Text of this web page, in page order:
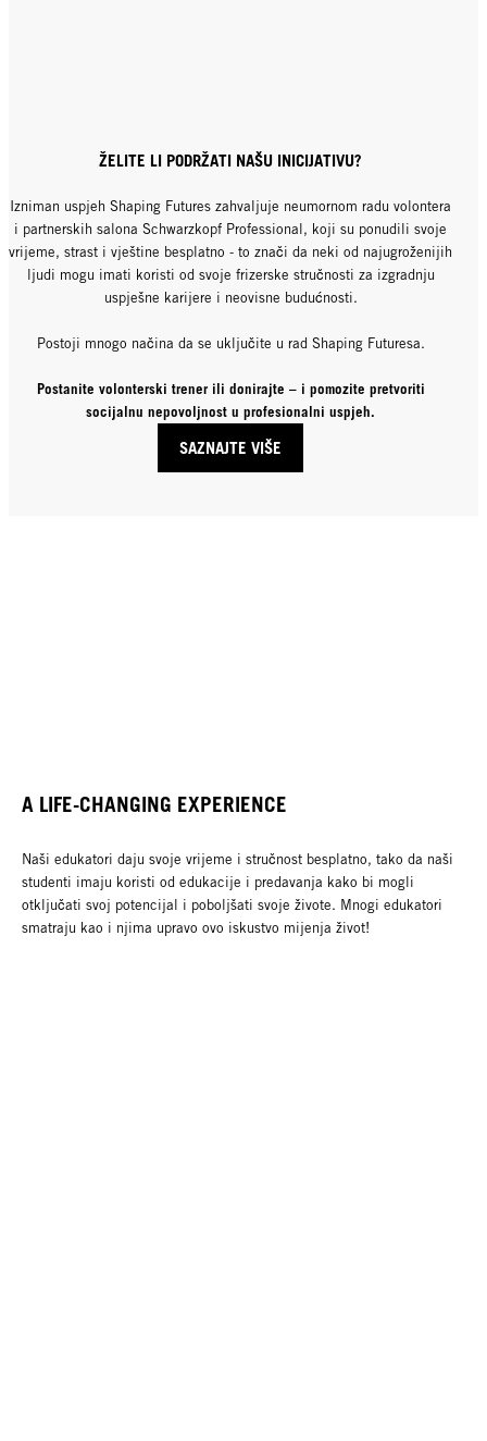
ŽELITE LI PODRŽATI NAŠU INICIJATIVU?
Izniman uspjeh Shaping Futures zahvaljuje neumornom radu volontera
i partnerskih salona Schwarzkopf Professional, koji su ponudili svoje
vrijeme, strast i vještine besplatno - to znači da neki od najugroženijih
ljudi mogu imati koristi od svoje frizerske stručnosti za izgradnju
uspješne karijere i neovisne budućnosti.
Postoji mnogo načina da se uključite u rad Shaping Futuresa.
Postanite volonterski trener ili donirajte – i pomozite pretvoriti
socijalnu nepovoljnost u profesionalni uspjeh.
SAZNAJTE VIŠE
A LIFE-CHANGING EXPERIENCE
Naši edukatori daju svoje vrijeme i stručnost besplatno, tako da naši
studenti imaju koristi od edukacije i predavanja kako bi mogli
otključati svoj potencijal i poboljšati svoje živote. Mnogi edukatori
smatraju kao i njima upravo ovo iskustvo mijenja život!